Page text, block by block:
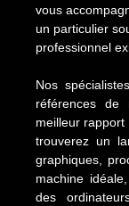
vous
un particulier
professionnel
Nos
références de
meilleur
trouverez un
graphiques,
machine
des